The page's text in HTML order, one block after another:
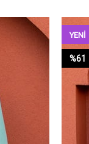
%61
YENI
ÜRÜN